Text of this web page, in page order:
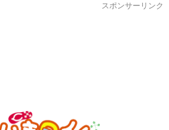
スポンサーリンク